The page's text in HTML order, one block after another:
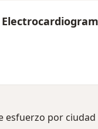
esfuerzo por ciudad